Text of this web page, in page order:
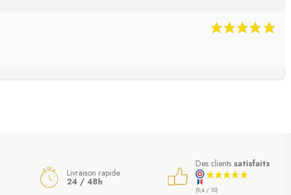
Livraison rapide
24 / 48h
Des clients satisfaits
(9,4 / 10)